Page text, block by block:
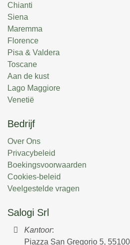
Chianti
Siena
Maremma
Florence
Pisa & Valdera
Toscane
Aan de kust
Lago Maggiore
Venetië
Bedrijf
Over Ons
Privacybeleid
Boekingsvoorwaarden
Cookies-beleid
Veelgestelde vragen
Salogi Srl
Kantoor:
Piazza San Gregorio 5,